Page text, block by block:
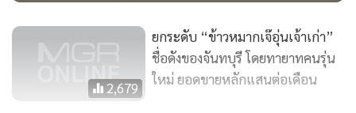
2,679
ยกระดับ “ข้าวหมากเจ๊อุ่นเจ้าเก่า”
ชื่อดังของจันทบุรี โดยทายาทคนรุ่น
ใหม่ ยอดขายหลักแสนต่อเดือน